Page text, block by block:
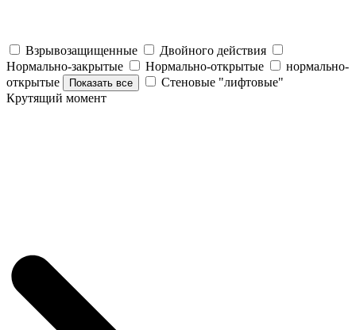
Взрывозащищенные
Двойного действия
Нормально-закрытые
Нормально-открытые
нормально-
открытые
Показать все
Стеновые "лифтовые"
Крутящий момент